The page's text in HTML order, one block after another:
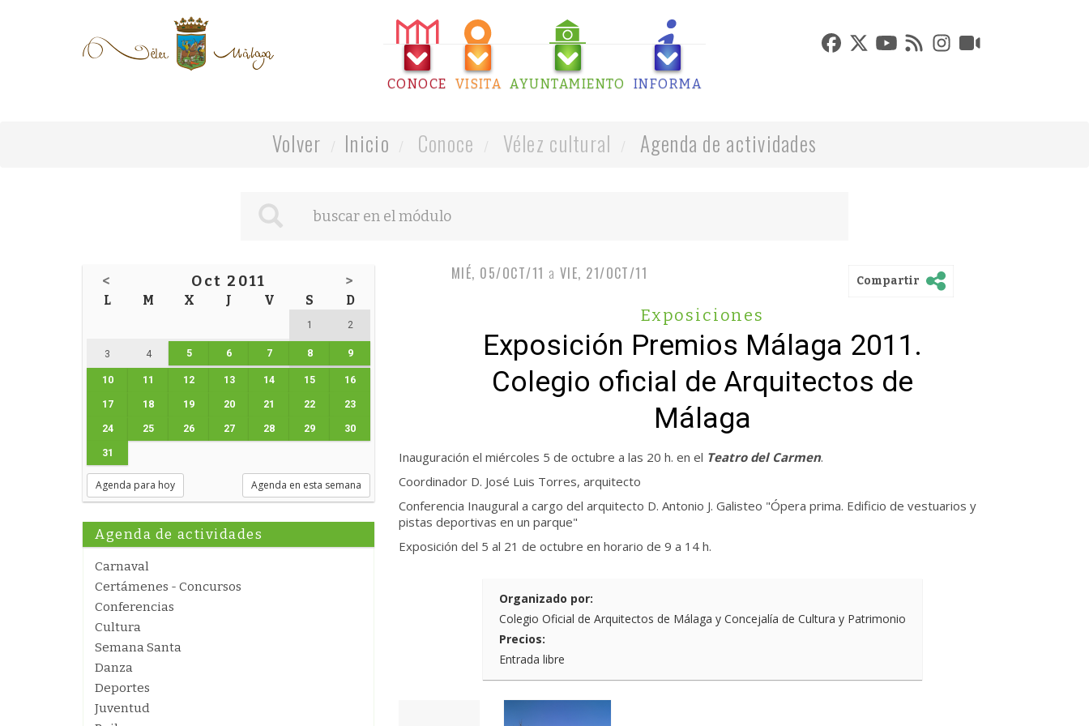
CONOCE VISITA AYUNTAMIENTO INFORMA
Volver Inicio Conoce Vélez cultural Agenda de actividades
< Oct 2011 >
L M X J V S D
1 2
3 4 5 6 7 8 9
10 11 12 13 14 15 16
17 18 19 20 21 22 23
24 25 26 27 28 29 30
31
Agenda para hoy Agenda en esta semana
Agenda de actividades
Carnaval
Certámenes - Concursos
Conferencias
Cultura
Semana Santa
Danza
Deportes
Juventud
MIÉ, 05/OCT/11 a VIE, 21/OCT/11 Compartir
Exposiciones
Exposición Premios Málaga 2011.
Colegio oficial de Arquitectos de
Málaga
Inauguración el miércoles 5 de octubre a las 20 h. en el Teatro del Carmen.
Coordinador D. José Luis Torres, arquitecto
Conferencia Inaugural a cargo del arquitecto D. Antonio J. Galisteo "Ópera prima. Edificio de vestuarios y
pistas deportivas en un parque"
Exposición del 5 al 21 de octubre en horario de 9 a 14 h.
Organizado por:
Colegio Oficial de Arquitectos de Málaga y Concejalía de Cultura y Patrimonio
Precios:
Entrada libre